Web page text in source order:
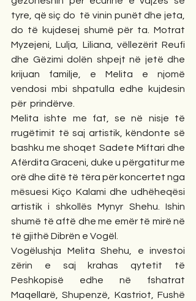
tyre, që siç do  të vinin punët dhe jeta,
do të kujdesej shumë për ta. Motrat
Myzejeni, Lulja, Liliana, vëllezërit Reufi
dhe Gëzimi dolën shpejt në jetë dhe
krijuan familje, e Melita e njomë
vendosi mbi shpatulla edhe kujdesin
për  prindërve.
Melita ishte me fat, se në nisje të
rrugëtimit të saj artistik, këndonte së
bashku me shoqet Sadete Miftari dhe
Afërdita Graceni, duke u përgatitur me
orë dhe ditë të tëra për koncertet nga
mësuesi Kiço Kalami dhe udhëheqësi
artistik i shkollës Mynyr Shehu. Ishin
shumë të aftë dhe me emër të mirë në
të gjithë Dibrën e Vogël.
Vogëlushja Melita Shehu, e investoi
zërin e saj krahas qytetit të
Peshkopisë edhe në fshatrat
Maqellarë, Shupenzë, Kastriot, Fushë